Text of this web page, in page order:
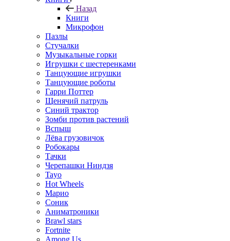
Назад
Книги
Микрофон
Пазлы
Стучалки
Музыкальные горки
Игрушки с шестеренками
Танцующие игрушки
Танцующие роботы
Гарри Поттер
Щенячий патруль
Синий трактор
Зомби против растений
Вспыш
Лёва грузовичок
Робокары
Тачки
Черепашки Ниндзя
Tayo
Hot Wheels
Марио
Соник
Аниматроники
Brawl stars
Fortnite
Among Us